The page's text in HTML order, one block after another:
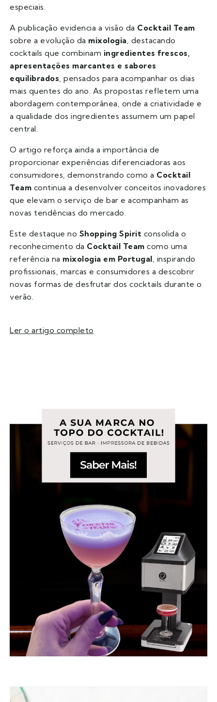
especiais.
A publicação evidencia a visão da Cocktail Team
sobre a evolução da mixologia, destacando
cocktails que combinam ingredientes frescos,
apresentações marcantes e sabores
equilibrados, pensados para acompanhar os dias
mais quentes do ano. As propostas refletem uma
abordagem contemporânea, onde a criatividade e
a qualidade dos ingredientes assumem um papel
central.
O artigo reforça ainda a importância de
proporcionar experiências diferenciadoras aos
consumidores, demonstrando como a Cocktail
Team continua a desenvolver conceitos inovadores
que elevam o serviço de bar e acompanham as
novas tendências do mercado.
Este destaque no Shopping Spirit consolida o
reconhecimento da Cocktail Team como uma
referência na mixologia em Portugal, inspirando
profissionais, marcas e consumidores a descobrir
novas formas de desfrutar dos cocktails durante o
verão.
Ler o artigo completo